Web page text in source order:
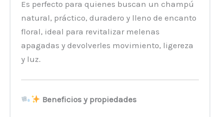
Es perfecto para quienes buscan un champú
natural, práctico, duradero y lleno de encanto
floral, ideal para revitalizar melenas
apagadas y devolverles movimiento, ligereza
y luz.
Beneficios y propiedades